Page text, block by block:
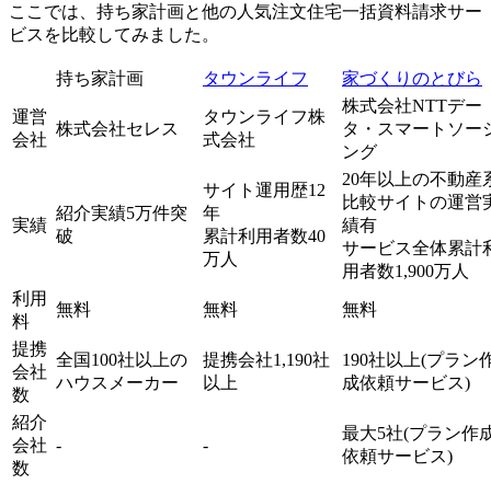
ここでは、持ち家計画と他の人気注文住宅一括資料請求サー
ビスを比較してみました。
持ち家計画 タウンライフ 家づくりのとびら
運営
会社
株式会社セレス
タウンライフ株
式会社
株式会社NTTデー
タ・スマートソー
ング
実績
紹介実績5万件突
破
サイト運用歴12
年
累計利用者数40
万人
20年以上の不動産
比較サイトの運営
績有
サービス全体累計
用者数1,900万人
利用
料
無料 無料 無料
提携
会社
数
全国100社以上の
ハウスメーカー
提携会社1,190社
以上
190社以上(プラン
成依頼サービス)
紹介
会社
数
- -
最大5社(プラン作
依頼サービス)